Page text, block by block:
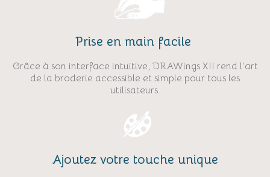
Prise en main facile
Grâce à son interface intuitive, DRAWings XII rend l'art
de la broderie accessible et simple pour tous les
utilisateurs.
Ajoutez votre touche unique